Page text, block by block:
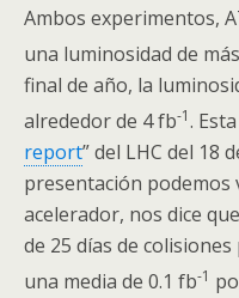
Ambos experimentos,
una luminosidad de
final de año, la
alrededor de 4fb-1.
report” del LHC del 18
presentación podemos
acelerador, nos dice
de 25 días de
una media de 0.1 fb-1